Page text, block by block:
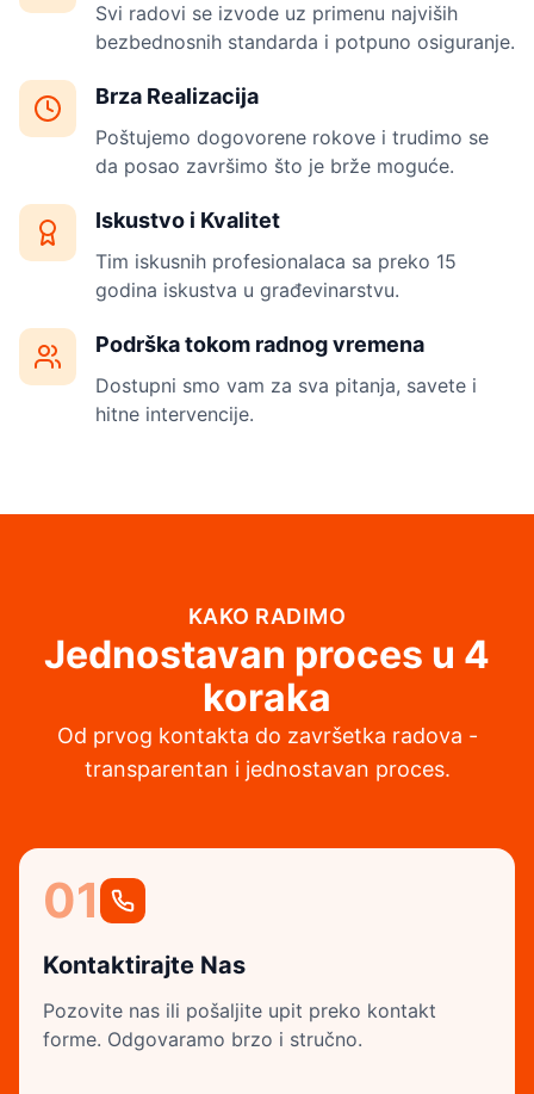
Svi radovi se izvode uz primenu najviših
bezbednosnih standarda i potpuno osiguranje.
Brza Realizacija
Poštujemo dogovorene rokove i trudimo se
da posao završimo što je brže moguće.
Iskustvo i Kvalitet
Tim iskusnih profesionalaca sa preko 15
godina iskustva u građevinarstvu.
Podrška tokom radnog vremena
Dostupni smo vam za sva pitanja, savete i
hitne intervencije.
KAKO RADIMO
Jednostavan proces u 4
koraka
Od prvog kontakta do završetka radova -
transparentan i jednostavan proces.
01
Kontaktirajte Nas
Pozovite nas ili pošaljite upit preko kontakt
forme. Odgovaramo brzo i stručno.